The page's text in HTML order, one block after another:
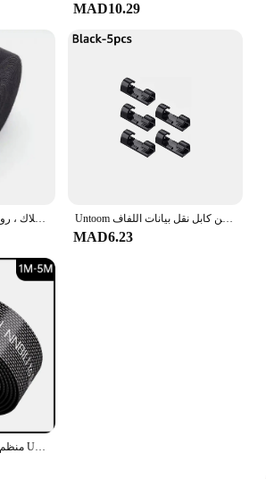
MAD10.29
منظم لفاف سلك الأسلاك ، روابط الكابلات ، إدارة كابلات USB ، سماعة أذن ، ماوس ، منظم ، لفاف ، 1 متر ، 3 متر ، 5 متر Untoom منظم الكابلات كليب سطح المكتب جدار كابل يو اس بي إدارة سلك ويندر مدير الكمبيوتر كابل الهاتف المحمول شحن كابل نقل بيانات اللفاف
MAD6.23
NNBILI Velcros منظم الكابلات USB إدارة الكبلات حامي اللفاف الحبل المنظم آيفون ماوس HDMI سلك العلاقات المنظم